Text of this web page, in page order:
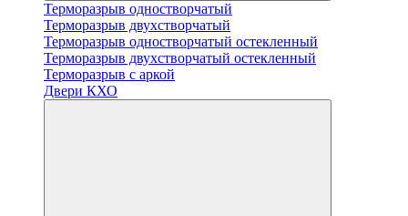
Терморазрыв одностворчатый
Терморазрыв двухстворчатый
Терморазрыв одностворчатый остекленный
Терморазрыв двухстворчатый остекленный
Терморазрыв с аркой
Двери КХО